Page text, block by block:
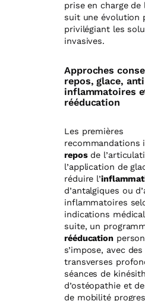
prise en charge de
suit une évolution
privilégiant les
invasives.
Approches
repos, glace,
inflammatoires
rééducation
Les premières
recommandations
reposde
l’application de
réduire l’
d’antalgiques ou
inflammatoires
indications
suite, un
rééducation
s’impose, avec
transverses
séances de
d’ostéopathie et
de mobilité